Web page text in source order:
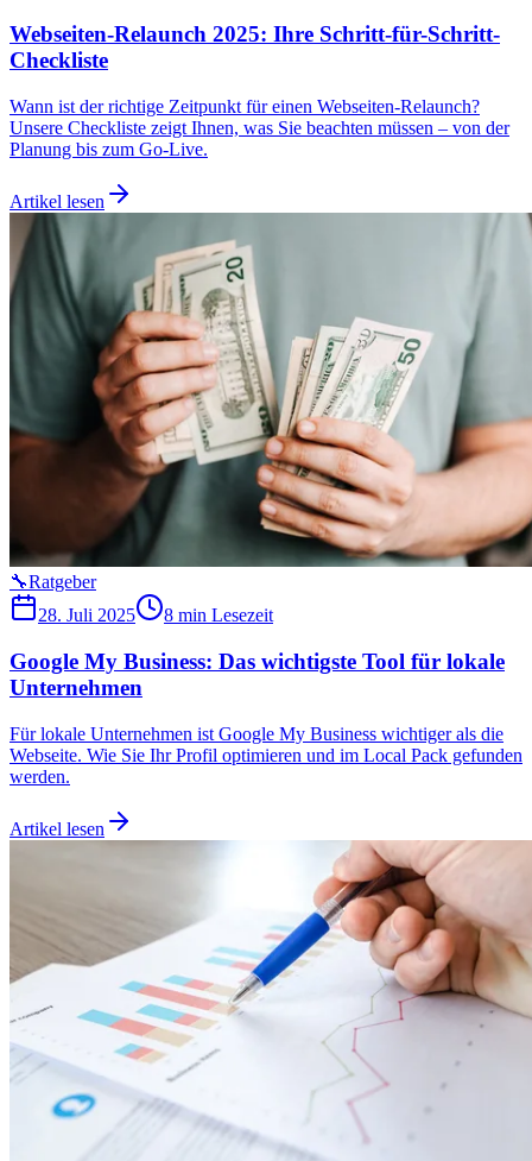
Webseiten-Relaunch 2025: Ihre Schritt-für-Schritt-
Checkliste
Wann ist der richtige Zeitpunkt für einen Webseiten-Relaunch?
Unsere Checkliste zeigt Ihnen, was Sie beachten müssen – von der
Planung bis zum Go-Live.
Artikel lesen
🔧Ratgeber
28. Juli 2025
8 min Lesezeit
Google My Business: Das wichtigste Tool für lokale
Unternehmen
Für lokale Unternehmen ist Google My Business wichtiger als die
Webseite. Wie Sie Ihr Profil optimieren und im Local Pack gefunden
werden.
Artikel lesen